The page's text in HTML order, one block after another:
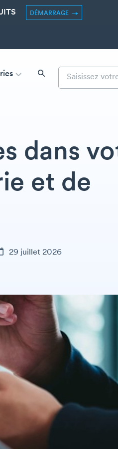
DÉMARRAGE
dans
et de
29 juillet 2026